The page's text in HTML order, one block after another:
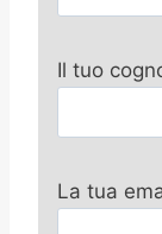
Il tuo
La tua